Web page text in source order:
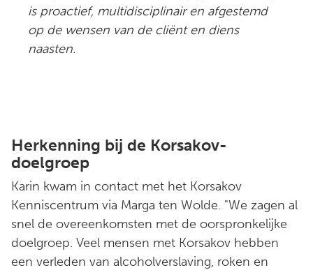
is proactief, multidisciplinair en afgestemd
op de wensen van de cliënt en diens
naasten.
Herkenning bij de Korsakov-
doelgroep
Karin kwam in contact met het Korsakov
Kenniscentrum via Marga ten Wolde. "We zagen al
snel de overeenkomsten met de oorspronkelijke
doelgroep. Veel mensen met Korsakov hebben
een verleden van alcoholverslaving, roken en